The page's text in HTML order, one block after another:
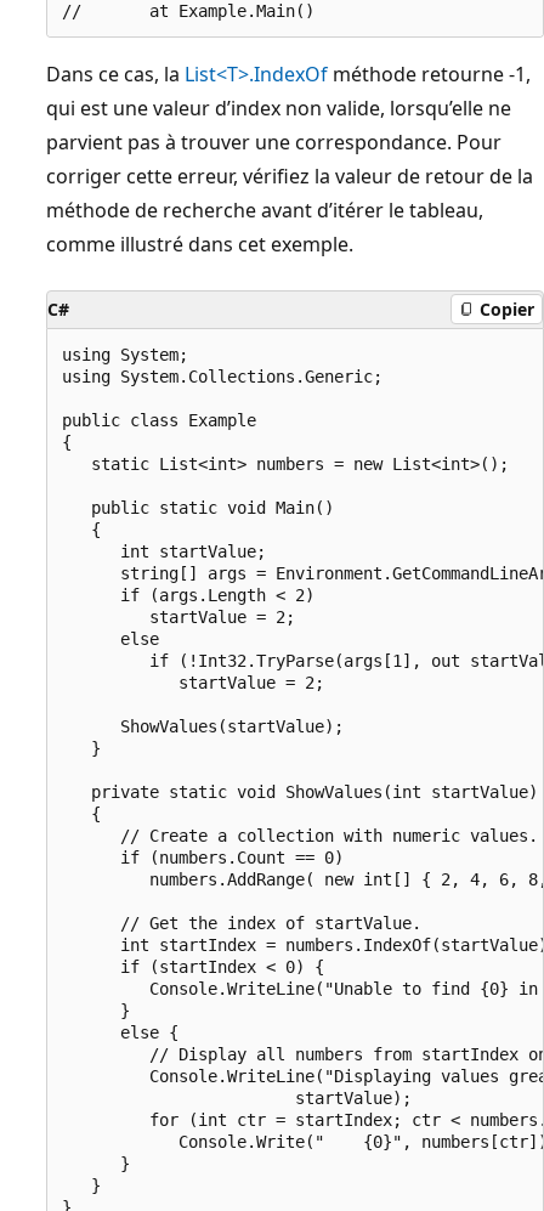
Dans ce cas, la List<T>.IndexOf méthode retourne -1,
qui est une valeur d’index non valide, lorsqu’elle ne
parvient pas à trouver une correspondance. Pour
corriger cette erreur, vérifiez la valeur de retour de la
méthode de recherche avant d’itérer le tableau,
comme illustré dans cet exemple.
C# Copier
using System;
using System.Collections.Generic;
public class Example
{
   static List<int> numbers = new List<int>();
   public static void Main()
   {
      int startValue;
string[] args =
      if (args.Length < 2)
         startValue = 2;
      else
if (!Int32.TryParse(args[1], out
            startValue = 2;
      ShowValues(startValue);
   }
   private static void ShowValues(int startValue)
   {
      // Create a collection with numeric values.
      if (numbers.Count == 0)
numbers.AddRange( new int[] { 2, 4, 6,
      // Get the index of startValue.
int startIndex =
      if (startIndex < 0) {
Console.WriteLine("Unable to find {0}
      }
      else {
// Display all numbers from startIndex
Console.WriteLine("Displaying values
                        startValue);
for (int ctr = startIndex; ctr <
Console.Write("    {0}",
      }
   }
}